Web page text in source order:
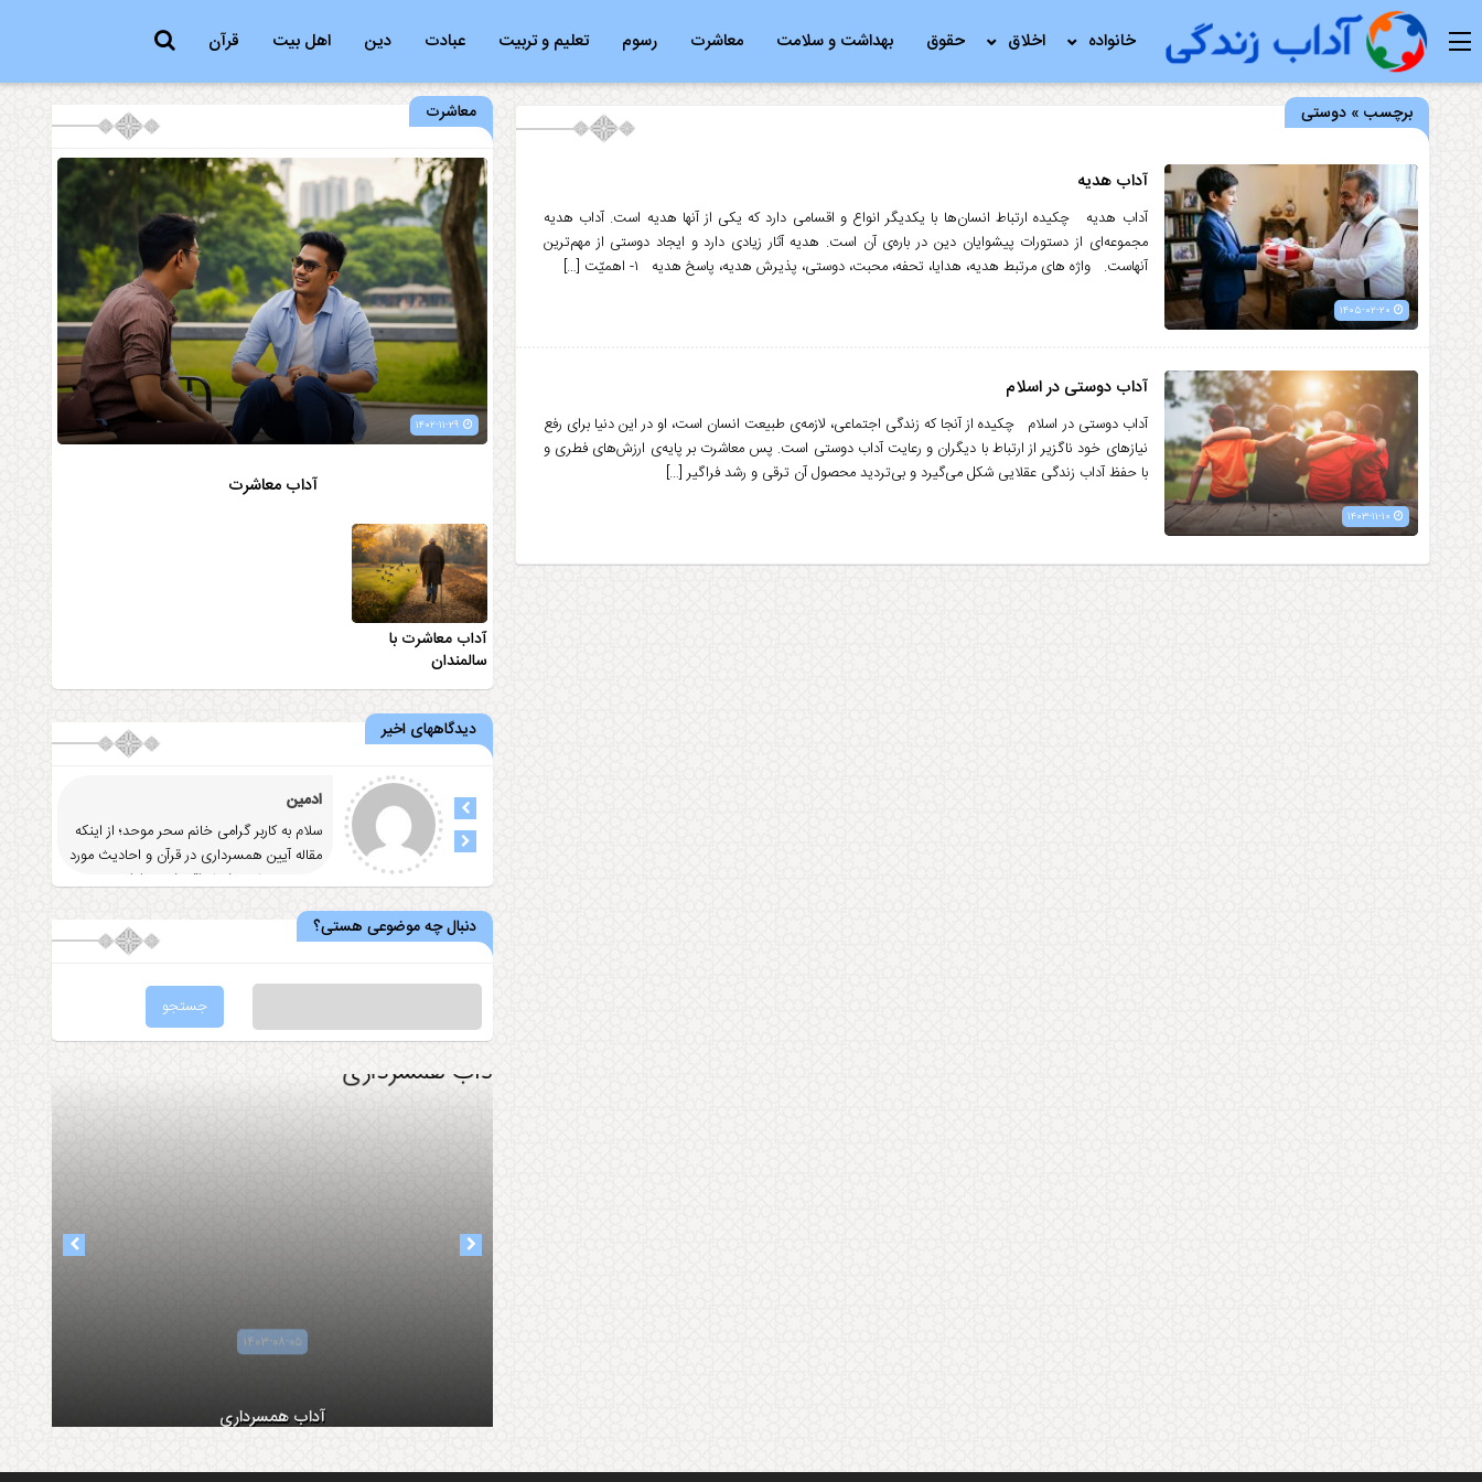
خانواده اخلاق حقوق بهداشت و سلامت معاشرت رسوم تعلیم و تربیت عبادت دین اهل بیت قرآن
برچسب » دوستی
آداب هدیه
آداب هدیه چکیده ارتباط انسان‌ها با یکدیگر انواع و اقسامی دارد که یکی از آنها هدیه است. آداب هدیه
مجموعه‌ای از دستورات پیشوایان دین در باره‌ی آن است. هدیه آثار زیادی دارد و ایجاد دوستی از مهم‌ترین
آنهاست. واژه های مرتبط هدیه، هدایا، تحفه، محبت، دوستی، پذیرش هدیه، پاسخ هدیه ۱- اهمیّت […]
آداب دوستی در اسلام
آداب دوستی در اسلام چکیده از آنجا که زندگی اجتماعی، لازمه‌ی طبیعت انسان است، او در این دنیا برای رفع
نیازهای خود ناگزیر از ارتباط با دیگران و رعایت آداب دوستی است. پس معاشرت بر پایه‌ی ارزش‌های فطری و
با حفظ آداب زندگی عقلایی شکل می‌گیرد و بی‌تردید محصول آن ترقی و رشد فراگیر […]
معاشرت
آداب معاشرت
آداب معاشرت با
سالمندان
دیدگاههای اخیر
ادمین
سلام به کاربر گرامی خانم سحر موحد؛ از اینکه
مقاله آيين همسرداری در قرآن و احاديث مورد
توجه و رضایت شما واقع شد
... ادامه
دنبال چه موضوعی هستی؟
۱۴۰۳-۰۸-۰۵